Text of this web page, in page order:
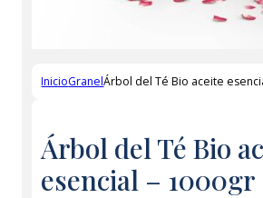
InicioGranelÁrbol del Té Bio aceite
Árbol del Té Bio
esencial – 1000gr